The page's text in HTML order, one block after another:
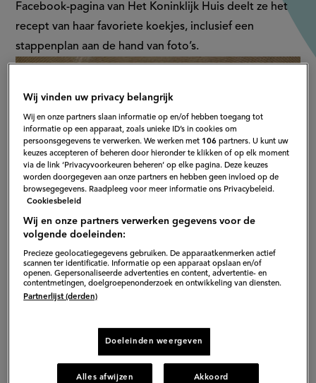
koekjes
met
Facebook-pagina van Het Koninklijk Huis deelt ze het
recept van haar favoriete koekjes, inclusief een
stappenplan aan de hand van foto’s.
Dit artikel is eerder verschenen opAD Koken & Eten
Wij vinden uw privacy belangrijk
Wij en onze partners slaan informatie op en/of hebben toegang tot
informatie op een apparaat, zoals unieke ID’s in cookies om
persoonsgegevens te verwerken. We werken met 106 partners. U kunt uw
keuzes accepteren of beheren door hieronder te klikken of op elk moment
via de link ‘Privacyvoorkeuren beheren’ op elke pagina. Deze keuzes
worden doorgegeven aan onze partners en hebben geen invloed op de
browsegegevens. Raadpleeg voor meer informatie ons Privacybeleid.
Cookiesbeleid
Wij en onze partners verwerken gegevens voor de
volgende doeleinden:
Precieze geolocatiegegevens gebruiken. De apparaatkenmerken actief
scannen ter identificatie. Informatie op een apparaat opslaan en/of
openen. Gepersonaliseerde advertenties en content, advertentie- en
contentmetingen, doelgroepenonderzoek en ontwikkeling van diensten.
Partnerlijst (derden)
Doeleinden weergeven
Alles afwijzen Akkoord